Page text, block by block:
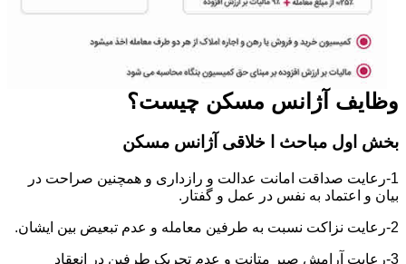
وظایف آژانس مسکن چیست؟
بخش اول مباحث ا خلاقی آژانس مسکن
1-رعایت صداقت امانت عدالت و رازداری و همچنین صراحت در
بیان و اعتماد به نفس در عمل و گفتار.
2-رعایت نزاکت نسبت به طرفین معامله و عدم تبعیض بین ایشان.
3-رعایت آرامش صبر متانت و عدم تحریک طرفین در انعقاد